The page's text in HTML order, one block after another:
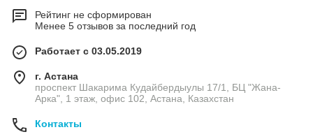
Рейтинг не сформирован
Менее 5 отзывов за последний год
Работает с 03.05.2019
г. Астана
проспект Шакарима Кудайбердыулы 17/1, БЦ "Жана-
Арка", 1 этаж, офис 102, Астана, Казахстан
Контакты